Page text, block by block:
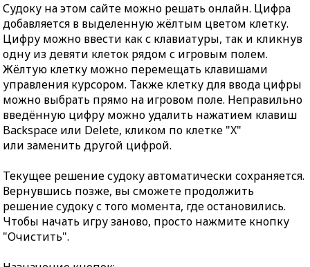
Судоку на этом сайте можно решать онлайн. Цифра
добавляется в выделенную жёлтым цветом клетку.
Цифру можно ввести как с клавиатуры, так и кликнув
одну из девяти клеток рядом с игровым полем.
Жёлтую клетку можно перемещать клавишами
управления курсором. Также клетку для ввода цифры
можно выбрать прямо на игровом поле. Неправильно
введённую цифру можно удалить нажатием клавиш
Backspace или Delete, кликом по клетке "X"
или заменить другой цифрой.
Текущее решение судоку автоматически сохраняется.
Вернувшись позже, вы сможете продолжить
решение судоку с того момента, где остановились.
Чтобы начать игру заново, просто нажмите кнопку
"Очистить".